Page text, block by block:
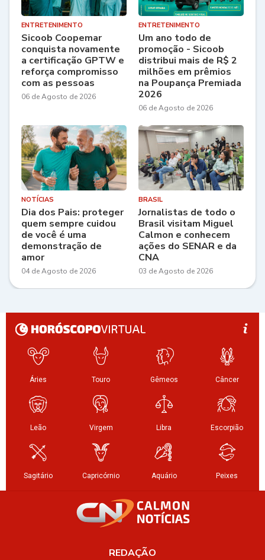
ENTRETENIMENTO
Sicoob Coopemar
conquista novamente
a certificação GPTW e
reforça compromisso
com as pessoas
06 de Agosto de 2026
ENTRETENIMENTO
Um ano todo de
promoção - Sicoob
distribui mais de R$ 2
milhões em prêmios
na Poupança Premiada
2026
06 de Agosto de 2026
NOTÍCIAS
Dia dos Pais: proteger
quem sempre cuidou
de você é uma
demonstração de
amor
04 de Agosto de 2026
BRASIL
Jornalistas de todo o
Brasil visitam Miguel
Calmon e conhecem
ações do SENAR e da
CNA
03 de Agosto de 2026
REDAÇÃO